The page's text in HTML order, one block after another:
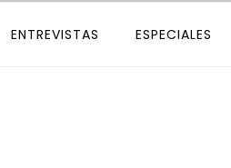
ENTREVISTAS ESPECIALES